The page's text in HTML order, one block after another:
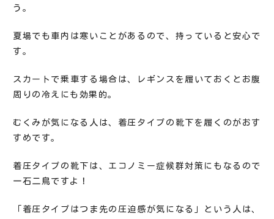
う。
夏場でも車内は寒いことがあるので、持っていると安心で
す。
スカートで乗車する場合は、レギンスを履いておくとお腹
周りの冷えにも効果的。
むくみが気になる人は、着圧タイプの靴下を履くのがおす
すめです。
着圧タイプの靴下は、エコノミー症候群対策にもなるので
一石二鳥ですよ！
「着圧タイプはつま先の圧迫感が気になる」という人は、